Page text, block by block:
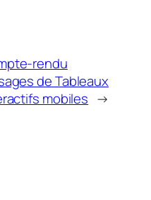
rendu
de Tableaux
mobiles →